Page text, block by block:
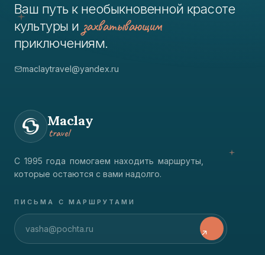
Ваш путь к необыкновенной красоте
культуры и захватывающим
приключениям.
maclaytravel@yandex.ru
Maclay
travel
С 1995 года помогаем находить маршруты,
которые остаются с вами надолго.
ПИСЬМА С МАРШРУТАМИ